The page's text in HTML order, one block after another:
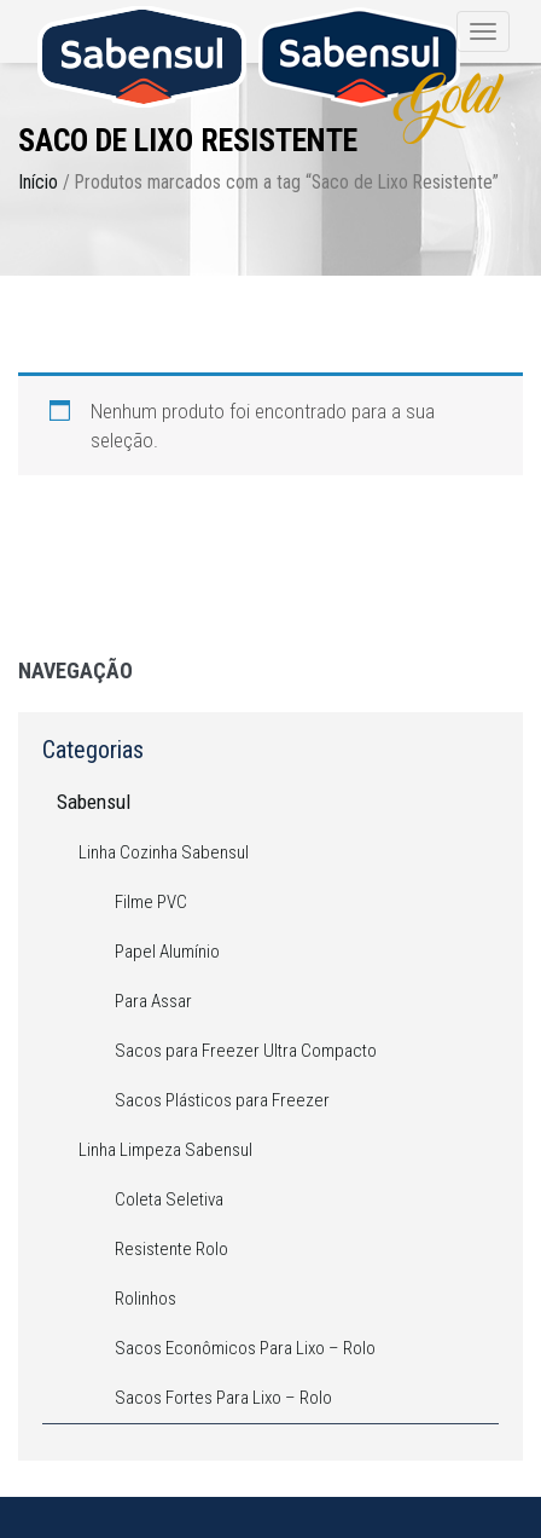
Toggle
SACO DE LIXO RESISTENTE
Início / Produtos marcados com a tag “Saco de Lixo Resistente”
Nenhum produto foi encontrado para a sua
seleção.
NAVEGAÇÃO
Categorias
Sabensul
Linha Cozinha Sabensul
Filme PVC
Papel Alumínio
Para Assar
Sacos para Freezer Ultra Compacto
Sacos Plásticos para Freezer
Linha Limpeza Sabensul
Coleta Seletiva
Resistente Rolo
Rolinhos
Sacos Econômicos Para Lixo – Rolo
Sacos Fortes Para Lixo – Rolo